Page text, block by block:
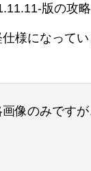
版の攻
様になってい
像のみですが